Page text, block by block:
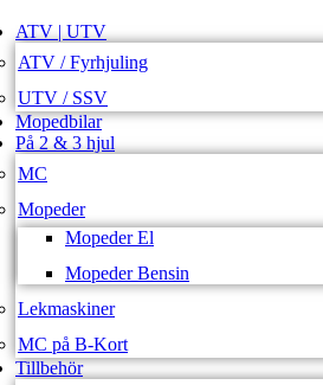
ATV | UTV
ATV / Fyrhjuling
UTV / SSV
Mopedbilar
På 2 & 3 hjul
MC
Mopeder
Mopeder El
Mopeder Bensin
Lekmaskiner
MC på B-Kort
Tillbehör